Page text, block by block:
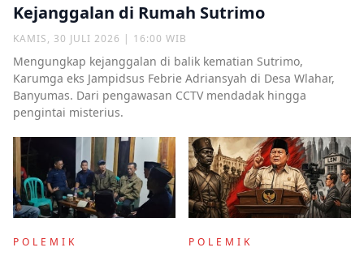
Kejanggalan di Rumah Sutrimo
KAMIS, 30 JULI 2026 | 16:00 WIB
Mengungkap kejanggalan di balik kematian Sutrimo,
Karumga eks Jampidsus Febrie Adriansyah di Desa Wlahar,
Banyumas. Dari pengawasan CCTV mendadak hingga
pengintai misterius.
POLEMIK POLEMIK